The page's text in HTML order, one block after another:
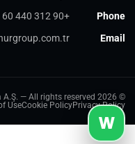
Phone
+90 312 440 60 34
Email
© 2026 Nur Group Mühendislik Makina A.Ş. — All rights reserved.
Privacy Policy
Cookie Policy
Use
W